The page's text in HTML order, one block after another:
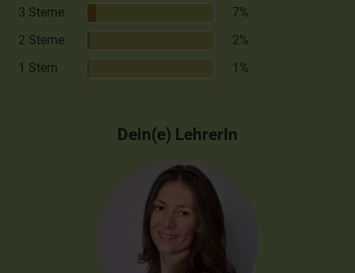
3 Sterne
7%
2 Sterne
2%
1 Stern
1%
Dein(e) LehrerIn